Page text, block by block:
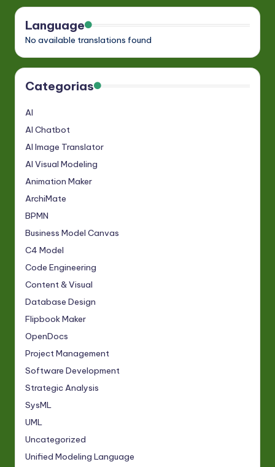
Language
No available translations found
Categorias
AI
AI Chatbot
AI Image Translator
AI Visual Modeling
Animation Maker
ArchiMate
BPMN
Business Model Canvas
C4 Model
Code Engineering
Content & Visual
Database Design
Flipbook Maker
OpenDocs
Project Management
Software Development
Strategic Analysis
SysML
UML
Uncategorized
Unified Modeling Language